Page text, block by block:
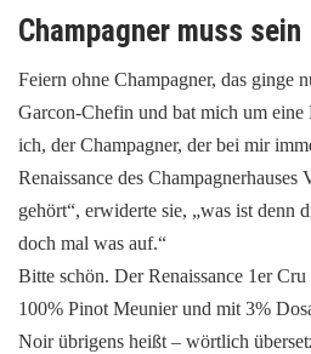
Champagner muss sein
Feiern ohne Champagner, das ginge
Garcon-Chefin und bat mich um eine
ich, der Champagner, der bei mir
Renaissance des Champagnerhauses
gehört“, erwiderte sie, „was ist denn
doch mal was auf.“
Bitte schön. Der Renaissance 1er
100% Pinot Meunier und mit 3%
Noir übrigens heißt – wörtlich